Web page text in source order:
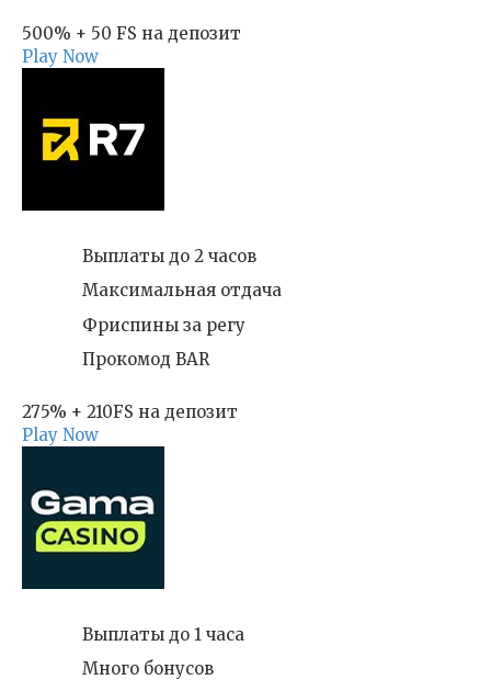
500% + 50 FS на депозит
Play Now
Выплаты до 2 часов
Максимальная отдача
Фриспины за регу
Прокомод BAR
275% + 210FS на депозит
Play Now
Выплаты до 1 часа
Много бонусов